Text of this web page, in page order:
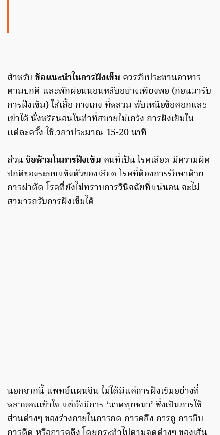
สำหรับ ข้อแนะนำในการฝังเข็ม ควรรับประทานอาหาร
ตามปกติ และพักผ่อนนอนหลับอย่างเพียงพอ (ก่อนมารับ
การฝังเข็ม) ใส่เสื้อ กางเกง ที่หลวม พับเหนือข้อศอกและ
เข่าได้ นั่งหรือนอนในท่าที่สบายไม่เกร็ง การฝังเข็มใน
แต่ละครั้ง ใช้เวลาประมาณ 15-20 นาที
ส่วนข้อห้ามในการฝังเข็ม คนที่เป็น โรคเลือด มีความผิด
ปกติของระบบแข็งตัวของเลือด โรคที่ต้องการรักษาด้วย
การผ่าตัด โรคที่ยังไม่ทราบการวินิจฉัยที่แน่นอน จะไม่
สามารถรับการฝังเข็มได้
นอกจากนี้ แพทย์แผนจีน ไม่ได้มีแค่การฝังเข็มอย่างที่
หลายคนเข้าใจ แต่ยังมีการ ‘นวดทุยหนา’ ซึ่งเป็นการใช้
ส่วนต่างๆ ของร่างกายในการกด การคลึง การถู การบีบ